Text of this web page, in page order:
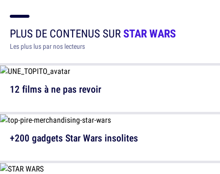
PLUS DE CONTENUS SURSTAR WARS
Les plus lus par nos lecteurs
12 films à ne pas revoir
+200 gadgets Star Wars insolites